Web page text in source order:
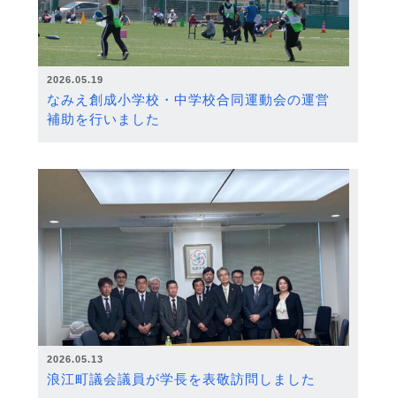
2026.05.19
なみえ創成小学校・中学校合同運動会の運営
補助を行いました
2026.05.13
浪江町議会議員が学長を表敬訪問しました